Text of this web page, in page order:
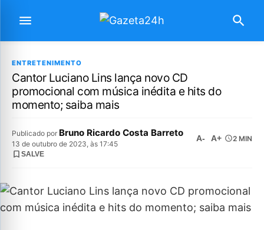
ENTRETENIMENTO
Cantor Luciano Lins lança novo CD
promocional com música inédita e hits do
momento; saiba mais
Publicado por Bruno Ricardo Costa Barreto
13 de outubro de 2023, às 17:45
A- A+ 2 MIN
SALVE